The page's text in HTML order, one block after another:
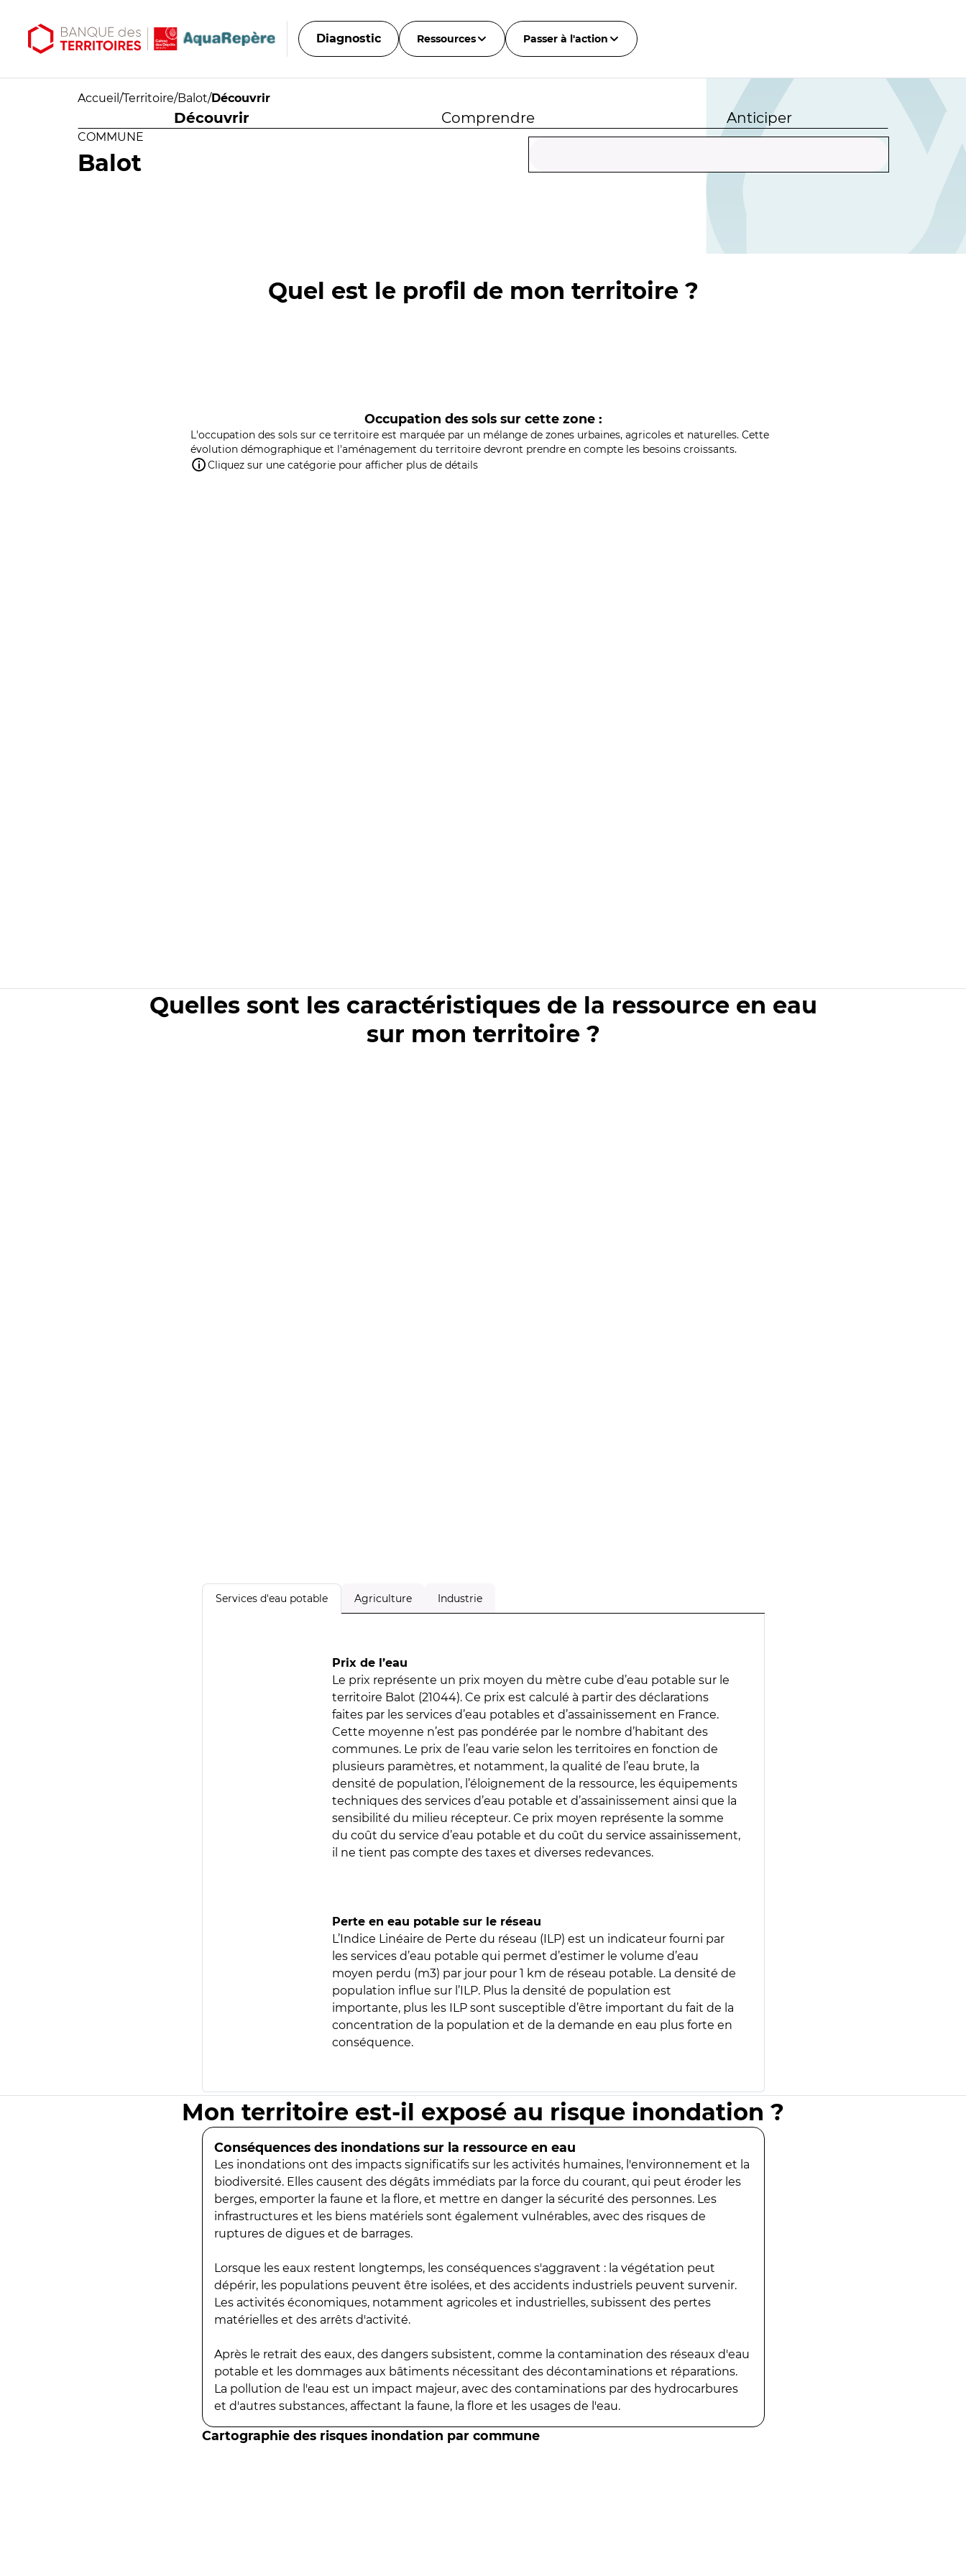
Diagnostic Ressources Passer à l'action
Accueil /Territoire/Balot/Découvrir
Découvrir Comprendre Anticiper
COMMUNE
Balot
Quel est le profil de mon territoire ?
Occupation des sols sur cette zone :
L'occupation des sols sur ce territoire est marquée par un mélange de zones urbaines, agricoles et naturelles. Cette
évolution démographique et l'aménagement du territoire devront prendre en compte les besoins croissants.
Cliquez sur une catégorie pour afficher plus de détails
Quelles sont les caractéristiques de la ressource en eau
sur mon territoire ?
Services d'eau potable Agriculture Industrie
Prix de l’eau
Le prix représente un prix moyen du mètre cube d’eau potable sur le
territoire Balot (21044). Ce prix est calculé à partir des déclarations
faites par les services d’eau potables et d’assainissement en France.
Cette moyenne n’est pas pondérée par le nombre d’habitant des
communes. Le prix de l’eau varie selon les territoires en fonction de
plusieurs paramètres, et notamment, la qualité de l’eau brute, la
densité de population, l’éloignement de la ressource, les équipements
techniques des services d’eau potable et d’assainissement ainsi que la
sensibilité du milieu récepteur. Ce prix moyen représente la somme
du coût du service d’eau potable et du coût du service assainissement,
il ne tient pas compte des taxes et diverses redevances.
Perte en eau potable sur le réseau
L’Indice Linéaire de Perte du réseau (ILP) est un indicateur fourni par
les services d’eau potable qui permet d’estimer le volume d’eau
moyen perdu (m3) par jour pour 1 km de réseau potable. La densité de
population influe sur l’ILP. Plus la densité de population est
importante, plus les ILP sont susceptible d’être important du fait de la
concentration de la population et de la demande en eau plus forte en
conséquence.
Mon territoire est-il exposé au risque inondation ?
Conséquences des inondations sur la ressource en eau
Les inondations ont des impacts significatifs sur les activités humaines, l'environnement et la
biodiversité. Elles causent des dégâts immédiats par la force du courant, qui peut éroder les
berges, emporter la faune et la flore, et mettre en danger la sécurité des personnes. Les
infrastructures et les biens matériels sont également vulnérables, avec des risques de
ruptures de digues et de barrages.
Lorsque les eaux restent longtemps, les conséquences s'aggravent : la végétation peut
dépérir, les populations peuvent être isolées, et des accidents industriels peuvent survenir.
Les activités économiques, notamment agricoles et industrielles, subissent des pertes
matérielles et des arrêts d'activité.
Après le retrait des eaux, des dangers subsistent, comme la contamination des réseaux d'eau
potable et les dommages aux bâtiments nécessitant des décontaminations et réparations.
La pollution de l'eau est un impact majeur, avec des contaminations par des hydrocarbures
et d'autres substances, affectant la faune, la flore et les usages de l'eau.
Cartographie des risques inondation par commune